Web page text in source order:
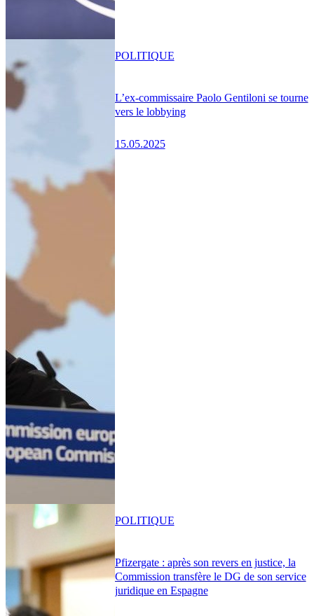
L’ex-commissaire Paolo Gentiloni se tourne
vers le lobbying
15.05.2025
POLITIQUE
Pfizergate : après son revers en justice, la
Commission transfère le DG de son service
juridique en Espagne
POLITIQUE